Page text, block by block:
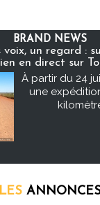
BRAND NEWS
voix, un regard :
en direct sur
À partir du 24
une
LES